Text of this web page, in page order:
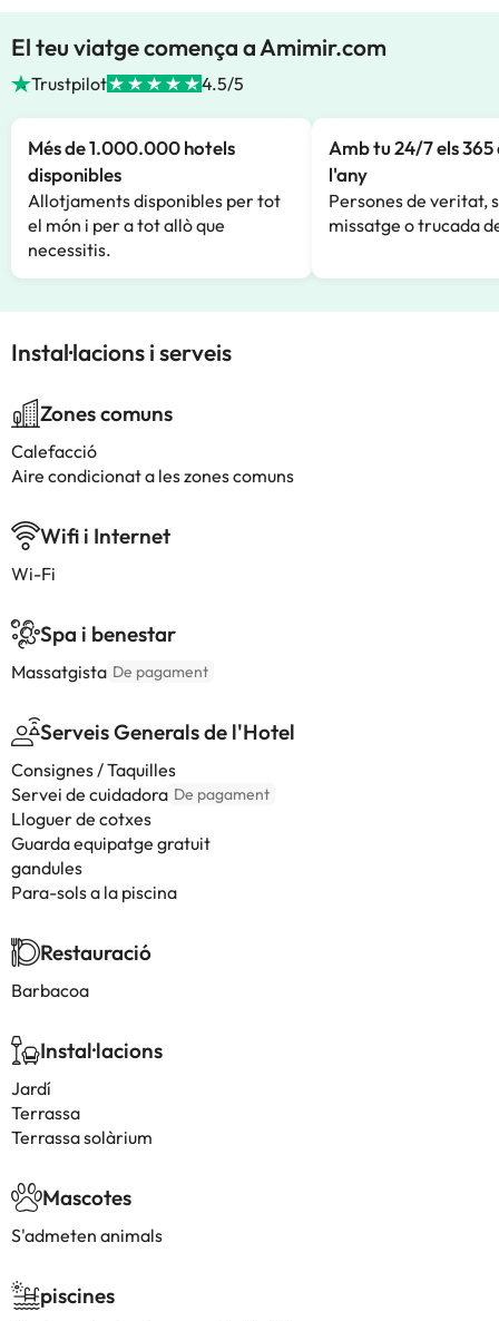
El teu viatge comença a Amimir.com
Trustpilot 4.5/5
Més de 1.000.000 hotels
disponibles
Allotjaments disponibles per tot
el món i per a tot allò que
necessitis.
Amb tu 24/7 els 365
l'any
Persones de veritat,
missatge o trucada
Instal·lacions i serveis
Zones comuns
Calefacció
Aire condicionat a les zones comuns
Wifi i Internet
Wi-Fi
Spa i benestar
Massatgista De pagament
Serveis Generals de l'Hotel
Consignes / Taquilles
Servei de cuidadora De pagament
Lloguer de cotxes
Guarda equipatge gratuit
gandules
Para-sols a la piscina
Restauració
Barbacoa
Instal·lacions
Jardí
Terrassa
Terrassa solàrium
Mascotes
S'admeten animals
piscines